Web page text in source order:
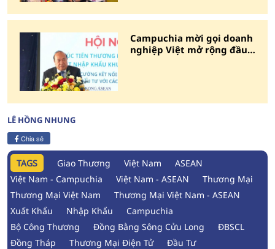
Campuchia mời gọi doanh
nghiệp Việt mở rộng đầu
LÊ HỒNG NHUNG
Chia sẻ
TAGS Giao Thương Việt Nam
ASEAN
Việt Nam - Campuchia
Việt Nam - ASEAN
Thương Mại
Thương Mại Việt Nam
Thương Mại Việt Nam - ASEAN
Xuất Khẩu
Nhập Khẩu
Campuchia
Bộ Công Thương
Đồng Bằng Sông Cửu Long
ĐBSCL
Đồng Tháp
Thương Mại Điện Tử
Đầu Tư